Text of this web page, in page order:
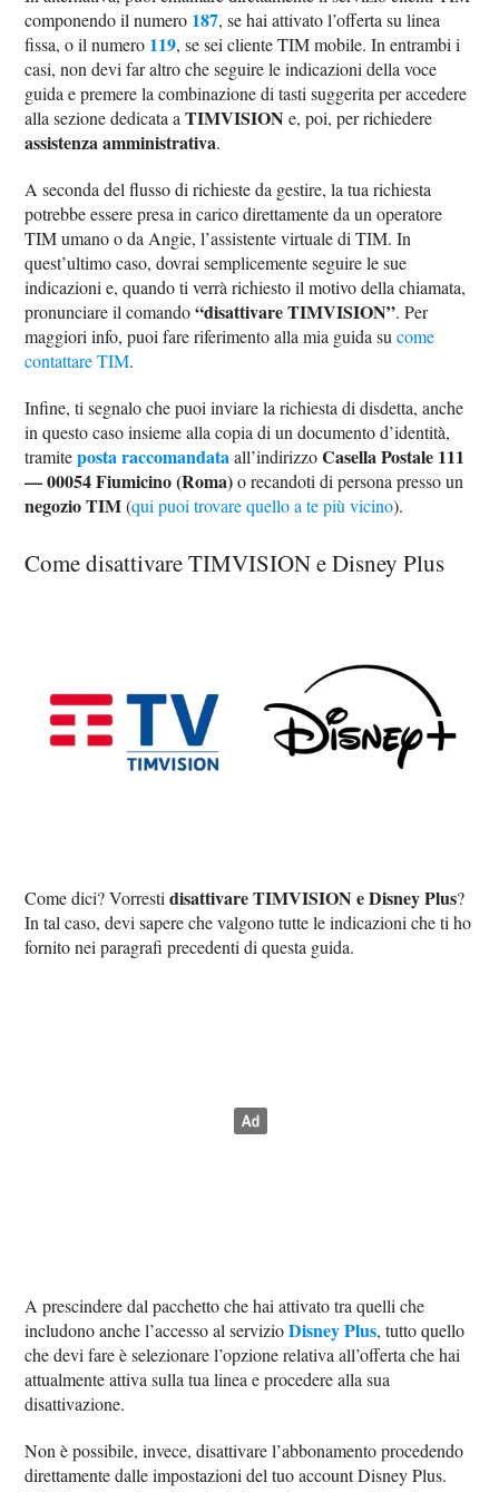
componendo il numero 187, se hai attivato l’offerta su linea
fissa, o il numero 119, se sei cliente TIM mobile. In entrambi i
casi, non devi far altro che seguire le indicazioni della voce
guida e premere la combinazione di tasti suggerita per accedere
alla sezione dedicata aTIMVISION e, poi, per richiedere
assistenza amministrativa.
A seconda del flusso di richieste da gestire, la tua richiesta
potrebbe essere presa in carico direttamente da un operatore
TIM umano o da Angie, l’assistente virtuale di TIM. In
quest’ultimo caso, dovrai semplicemente seguire le sue
indicazioni e, quando ti verrà richiesto il motivo della chiamata,
pronunciare il comando“disattivare TIMVISION”. Per
maggiori info, puoi fare riferimento alla mia guida sucome
contattare TIM.
Infine, ti segnalo che puoi inviare la richiesta di disdetta, anche
in questo caso insieme alla copia di un documento d’identità,
tramiteposta raccomandataall’indirizzoCasella Postale 111
— 00054 Fiumicino (Roma)o recandoti di persona presso un
negozio TIM(qui puoi trovare quello a te più vicino).
Come disattivare TIMVISION e Disney Plus
Come dici? Vorrestidisattivare TIMVISION e Disney Plus?
In tal caso, devi sapere che valgono tutte le indicazioni che ti ho
fornito nei paragrafi precedenti di questa guida.
A prescindere dal pacchetto che hai attivato tra quelli che
includono anche l’accesso al servizioDisney Plus, tutto quello
che devi fare è selezionare l’opzione relativa all’offerta che hai
attualmente attiva sulla tua linea e procedere alla sua
disattivazione.
Non è possibile, invece, disattivare l’abbonamento procedendo
direttamente dalle impostazioni del tuo account Disney Plus.